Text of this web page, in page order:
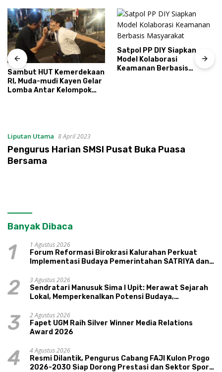
Sambut HUT Kemerdekaan
RI, Muda-mudi Kayen Gelar
Lomba Antar Kelompok
Satpol PP DIY Siapkan
Model Kolaborasi
Keamanan Berbasis
Liputan Utama 8 April 2023
Pengurus Harian SMSI Pusat Buka Puasa
Bersama
Banyak Dibaca
1
1 Agustus 2026
Forum Reformasi Birokrasi Kalurahan Perkuat
Implementasi Budaya Pemerintahan SATRIYA dan
2
3 Agustus 2026
Sendratari Manusuk Sima I Upit: Merawat Sejarah
Lokal, Memperkenalkan Potensi Budaya,
3
2 Agustus 2026
Fapet UGM Raih Silver Winner Media Relations
Award 2026
4
4 Agustus 2026
Resmi Dilantik, Pengurus Cabang FAJI Kulon Progo
2026-2030 Siap Dorong Prestasi dan Sektor Sport